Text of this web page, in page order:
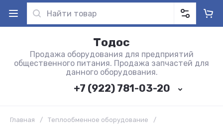
Тодос
Продажа оборудования для предприятий
общественного питания. Продажа запчастей для
данного оборудования.
+7 (922) 781-03-20
Главная / Теплообменное оборудование
/